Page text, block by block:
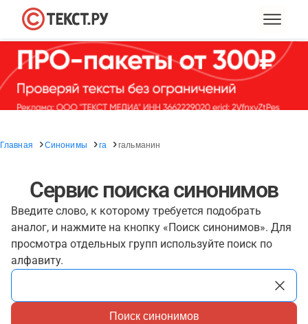
Главная Синонимы га гальманин
Сервис поиска синонимов
Введите слово, к которому требуется подобрать
аналог, и нажмите на кнопку «Поиск синонимов». Для
просмотра отдельных групп используйте поиск по
алфавиту.
Поиск синонимов